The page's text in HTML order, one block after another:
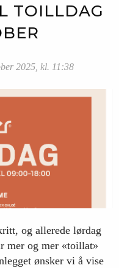
TOILLDAG
2025, kl. 11:38
og allerede lørdag
mer og mer «toillat»
ønsker vi å vise